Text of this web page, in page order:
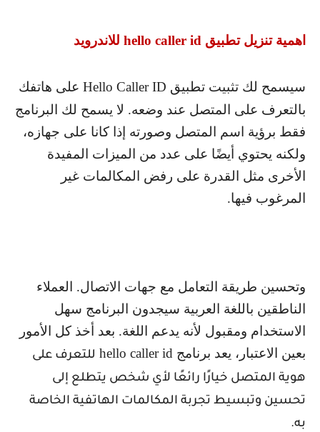
اهمية تنزيل تطبيق hello caller id للاندرويد
سيسمح لك تثبيت تطبيق Hello Caller ID على هاتفك
بالتعرف على المتصل عند وضعه. لا يسمح لك البرنامج
فقط برؤية اسم المتصل وصورته إذا كانا على جهازه،
ولكنه يحتوي أيضًا على عدد من الميزات المفيدة
الأخرى مثل القدرة على رفض المكالمات غير
المرغوب فيها.
وتحسين طريقة التعامل مع جهات الاتصال. العملاء
الناطقين باللغة العربية سيجدون البرنامج سهل
الاستخدام ومقبول لأنه يدعم اللغة. بعد أخذ كل الأمور
بعين الاعتبار، يعد برنامج hello caller id للتعرف على
هوية المتصل خيارًا رائعًا لأي شخص يتطلع إلى
تحسين وتبسيط تجربة المكالمات الهاتفية الخاصة
به.